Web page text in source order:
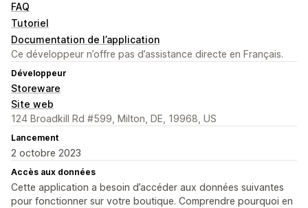
FAQ
Tutoriel
Documentation de l’application
Ce développeur n’offre pas d’assistance directe en Français.
Développeur
Storeware
Site web
124 Broadkill Rd #599, Milton, DE, 19968, US
Lancement
2 octobre 2023
Accès aux données
Cette application a besoin d’accéder aux données suivantes
pour fonctionner sur votre boutique. Comprendre pourquoi en